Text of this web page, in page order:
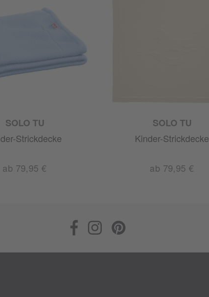
SOLO TU
Strickdecke
ab 79,95 €
SOLO TU
Kinder-Strickdecke
ab 79,95 €